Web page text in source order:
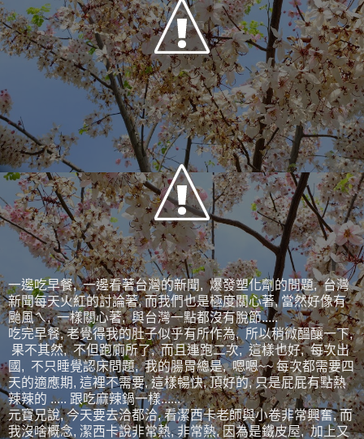
一邊吃早餐, 一邊看著台灣的新聞, 爆發塑化劑的問題, 台灣
新聞每天火紅的討論著, 而我們也是極度關心著, 當然好像有
颱風ㄟ, 一樣關心著, 與台灣一點都沒有脫節.....
吃完早餐, 老覺得我的肚子似乎有所作為, 所以稍微醞釀一下,
果不其然, 不但跑廁所了, 而且連跑二次, 這樣也好, 每次出
國, 不只睡覺認床問題, 我的腸胃總是, 嗯嗯~~ 每次都需要四
天的適應期, 這裡不需要, 這樣暢快, 頂好的, 只是屁屁有點熱
辣辣的 ..... 跟吃麻辣鍋一樣......
元寶兄說, 今天要去洽都洽, 看潔西卡老師與小卷非常興奮, 而
我沒啥概念, 潔西卡說非常熱, 非常熱, 因為是鐵皮屋, 加上又